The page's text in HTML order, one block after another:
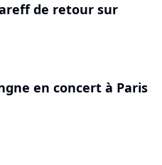
de retour sur
en concert à Paris